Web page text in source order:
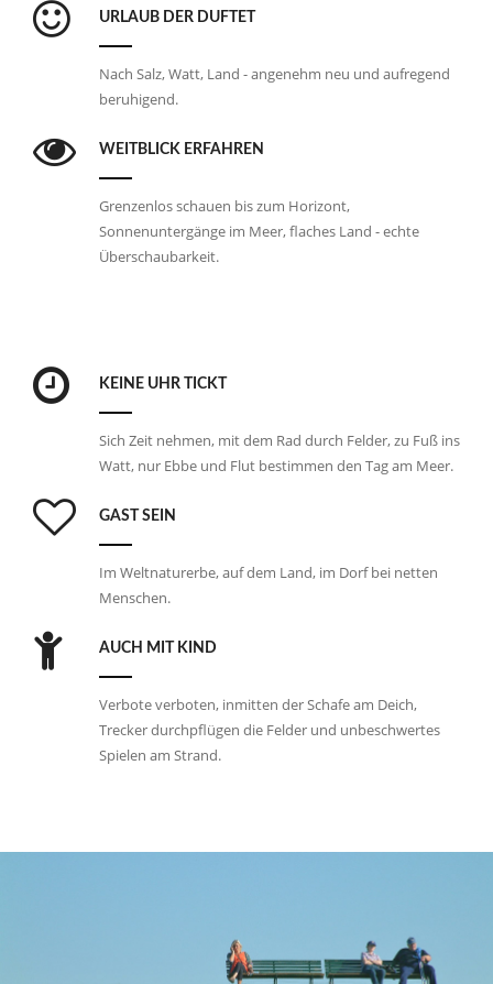
URLAUB DER DUFTET
Nach Salz, Watt, Land - angenehm neu und aufregend
beruhigend.
WEITBLICK ERFAHREN
Grenzenlos schauen bis zum Horizont,
Sonnenuntergänge im Meer, flaches Land - echte
Überschaubarkeit.
KEINE UHR TICKT
Sich Zeit nehmen, mit dem Rad durch Felder, zu Fuß ins
Watt, nur Ebbe und Flut bestimmen den Tag am Meer.
GAST SEIN
Im Weltnaturerbe, auf dem Land, im Dorf bei netten
Menschen.
AUCH MIT KIND
Verbote verboten, inmitten der Schafe am Deich,
Trecker durchpflügen die Felder und unbeschwertes
Spielen am Strand.